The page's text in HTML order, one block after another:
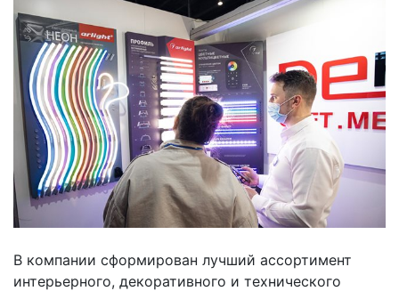
В компании сформирован лучший ассортимент
интерьерного, декоративного и технического